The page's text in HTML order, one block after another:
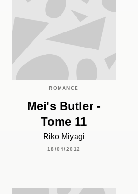
ROMANCE
Mei's Butler -
Tome 11
Riko Miyagi
18/04/2012